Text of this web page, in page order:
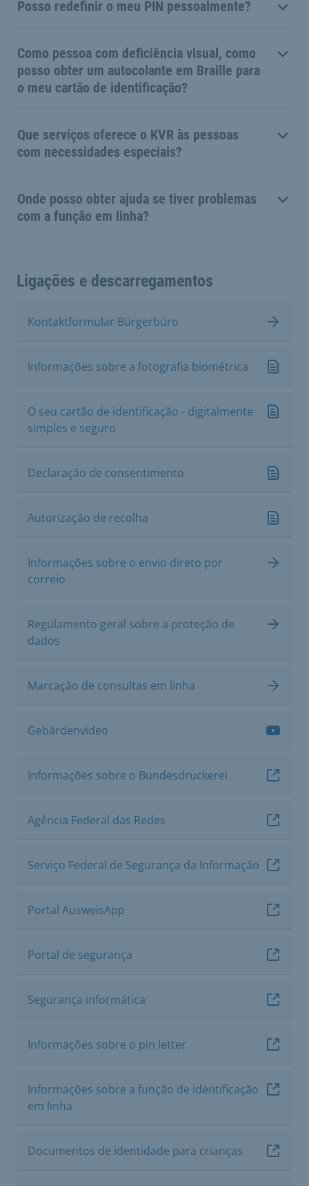
Posso redefinir o meu PIN pessoalmente?
Como pessoa com deficiência visual, como
posso obter um autocolante em Braille para
o meu cartão de identificação?
Que serviços oferece o KVR às pessoas
com necessidades especiais?
Onde posso obter ajuda se tiver problemas
com a função em linha?
Ligações e descarregamentos
Kontaktformular Bürgerbüro
Informações sobre a fotografia biométrica
O seu cartão de identificação - digitalmente
simples e seguro
Declaração de consentimento
Autorização de recolha
Informações sobre o envio direto por
correio
Regulamento geral sobre a proteção de
dados
Marcação de consultas em linha
Gebärdenvideo
Informações sobre o Bundesdruckerei
Agência Federal das Redes
Serviço Federal de Segurança da Informação
Portal AusweisApp
Portal de segurança
Segurança informática
Informações sobre o pin letter
Informações sobre a função de identificação
em linha
Documentos de identidade para crianças